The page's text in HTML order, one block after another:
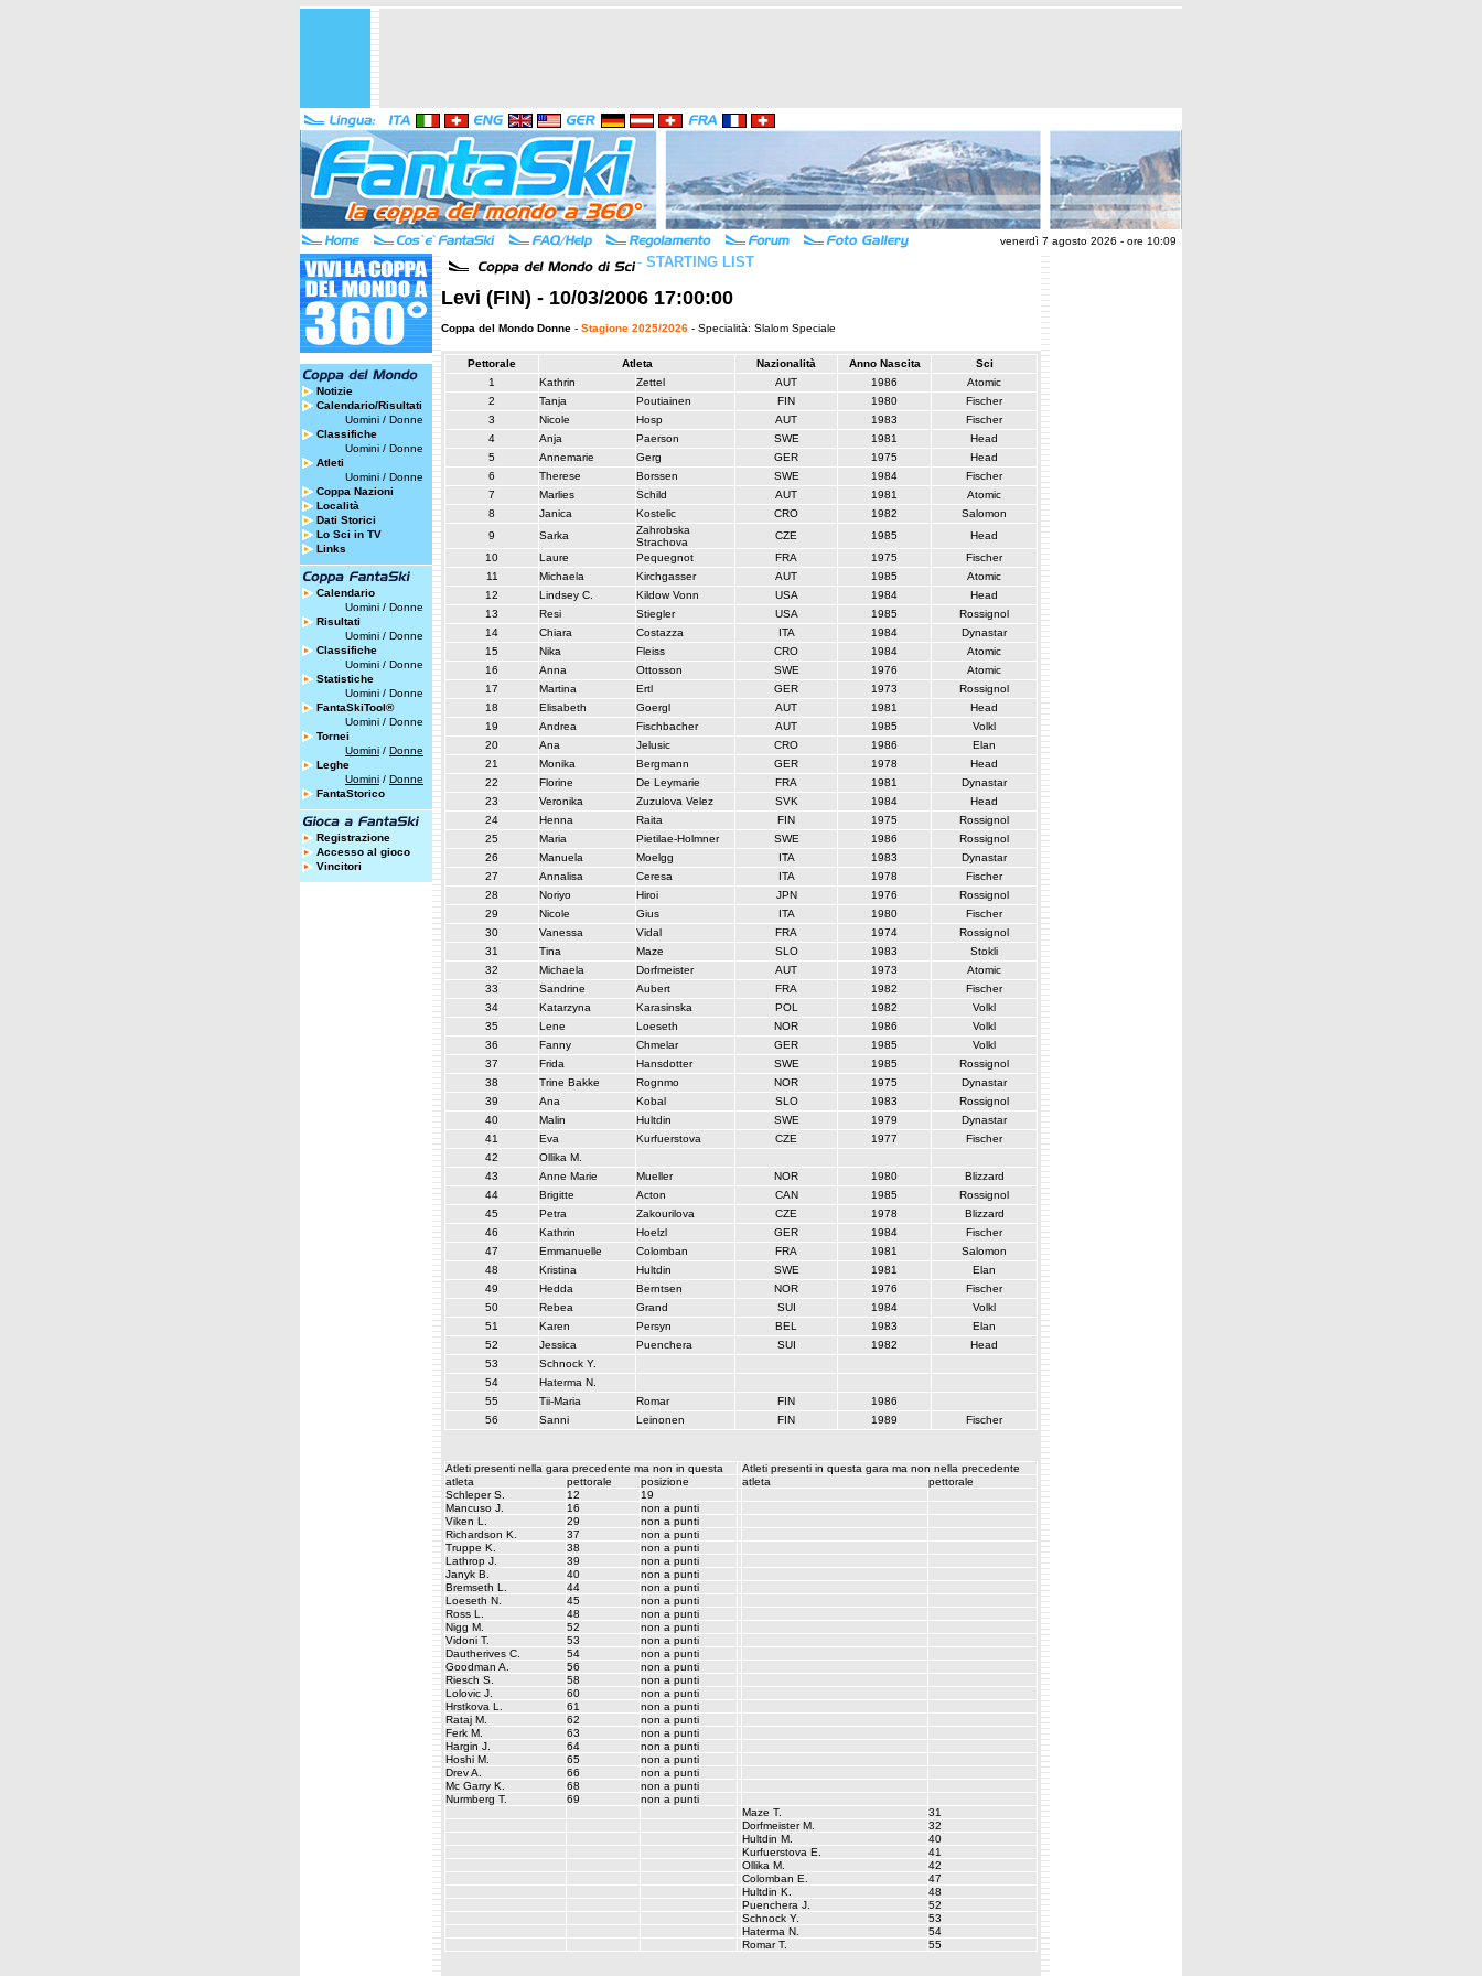
venerdì 7 agosto 2026 - ore 10:09
Notizie
Calendario/Risultati
Uomini / Donne
Classifiche
Uomini / Donne
Atleti
Uomini / Donne
Coppa Nazioni
Località
Dati Storici
Lo Sci in TV
Links
Calendario
Uomini / Donne
Risultati
Uomini / Donne
Classifiche
Uomini / Donne
Statistiche
Uomini / Donne
FantaSkiTool®
Uomini / Donne
Tornei
Uomini / Donne
Leghe
Uomini / Donne
FantaStorico
Registrazione
Accesso al gioco
Vincitori
- STARTING LIST
Levi (FIN) - 10/03/2006 17:00:00
Coppa del Mondo Donne - Stagione 2025/2026 - Specialità: Slalom Speciale
Pettorale Atleta Nazionalità Anno Nascita
Sci
1
Kathrin Zettel AUT 1986
Atomic
2
Tanja Poutiainen FIN 1980
Fischer
3
Nicole Hosp AUT 1983
Fischer
4
Anja Paerson SWE 1981
Head
5
Annemarie Gerg GER 1975
Head
6
Therese Borssen SWE 1984
Fischer
7
Marlies Schild AUT 1981
Atomic
8
Janica Kostelic CRO 1982
Salomon
9
Sarka
Zahrobska
Strachova
CZE 1985
Head
10
Laure Pequegnot FRA 1975
Fischer
11
Michaela Kirchgasser AUT 1985
Atomic
12
Lindsey C. Kildow Vonn USA 1984
Head
13
Resi Stiegler USA 1985
Rossignol
14
Chiara Costazza ITA 1984
Dynastar
15
Nika Fleiss CRO 1984
Atomic
16
Anna Ottosson SWE 1976
Atomic
17
Martina Ertl GER 1973
Rossignol
18
Elisabeth Goergl AUT 1981
Head
19
Andrea Fischbacher AUT 1985
Volkl
20
Ana Jelusic CRO 1986
Elan
21
Monika Bergmann GER 1978
Head
22
Florine De Leymarie FRA 1981
Dynastar
23
Veronika Zuzulova Velez SVK 1984
Head
24
Henna Raita FIN 1975
Rossignol
25
Maria Pietilae-Holmner SWE 1986
Rossignol
26
Manuela Moelgg ITA 1983
Dynastar
27
Annalisa Ceresa ITA 1978
Fischer
28
Noriyo Hiroi JPN 1976
Rossignol
29
Nicole Gius ITA 1980
Fischer
30
Vanessa Vidal FRA 1974
Rossignol
31
Tina Maze SLO 1983
Stokli
32
Michaela Dorfmeister AUT 1973
Atomic
33
Sandrine Aubert FRA 1982
Fischer
34
Katarzyna Karasinska POL 1982
Volkl
35
Lene Loeseth NOR 1986
Volkl
36
Fanny Chmelar GER 1985
Volkl
37
Frida Hansdotter SWE 1985
Rossignol
38
Trine Bakke Rognmo NOR 1975
Dynastar
39
Ana Kobal SLO 1983
Rossignol
40
Malin Hultdin SWE 1979
Dynastar
41
Eva Kurfuerstova CZE 1977
Fischer
42
Ollika M.
43
Anne Marie Mueller NOR 1980
Blizzard
44
Brigitte Acton CAN 1985
Rossignol
45
Petra Zakourilova CZE 1978
Blizzard
46
Kathrin Hoelzl GER 1984
Fischer
47
Emmanuelle Colomban FRA 1981
Salomon
48
Kristina Hultdin SWE 1981
Elan
49
Hedda Berntsen NOR 1976
Fischer
50
Rebea Grand SUI 1984
Volkl
51
Karen Persyn BEL 1983
Elan
52
Jessica Puenchera SUI 1982
Head
53
Schnock Y.
54
Haterma N.
55
Tii-Maria Romar FIN
1986
56
Sanni Leinonen FIN 1989 Fischer
Atleti presenti nella gara precedente ma non in questa
Atleti presenti in questa gara ma non nella precedente
atleta
pettorale posizione atleta
pettorale
Schleper S.
12
19
Mancuso J.
16
non a punti
Viken L.
29
non a punti
Richardson K.
37
non a punti
Truppe K.
38
non a punti
Lathrop J.
39
non a punti
Janyk B.
40
non a punti
Bremseth L.
44
non a punti
Loeseth N.
45
non a punti
Ross L.
48
non a punti
Nigg M.
52
non a punti
Vidoni T.
53
non a punti
Dautherives C.
54
non a punti
Goodman A.
56
non a punti
Riesch S.
58
non a punti
Lolovic J.
60
non a punti
Hrstkova L.
61
non a punti
Rataj M.
62
non a punti
Ferk M.
63
non a punti
Hargin J.
64
non a punti
Hoshi M.
65
non a punti
Drev A.
66
non a punti
Mc Garry K.
68
non a punti
Nurmberg T.
69
non a punti
Maze T.
31
Dorfmeister M.
32
Hultdin M.
40
Kurfuerstova E.
41
Ollika M.
42
Colomban E.
47
Hultdin K.
48
Puenchera J.
52
Schnock Y.
53
Haterma N.
54
Romar T.
55